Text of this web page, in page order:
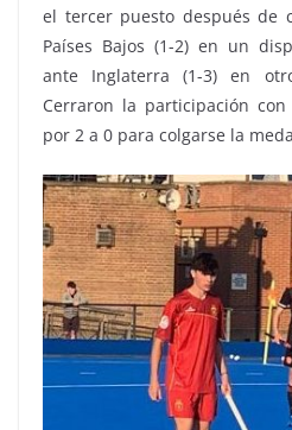
el tercer puesto después de
Países Bajos (1-2) en un
ante Inglaterra (1-3) en
Cerraron la participación
por 2 a 0 para colgarse la